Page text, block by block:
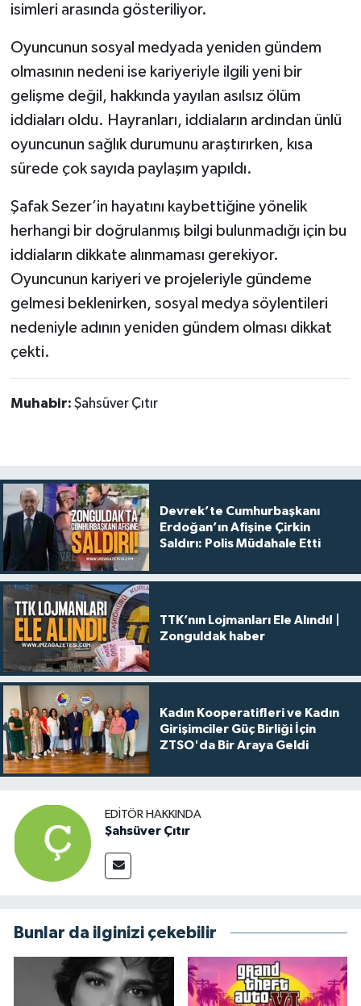
isimleri arasında gösteriliyor.
Oyuncunun sosyal medyada yeniden gündem
olmasının nedeni ise kariyeriyle ilgili yeni bir
gelişme değil, hakkında yayılan asılsız ölüm
iddiaları oldu. Hayranları, iddiaların ardından ünlü
oyuncunun sağlık durumunu araştırırken, kısa
sürede çok sayıda paylaşım yapıldı.
Şafak Sezer’in hayatını kaybettiğine yönelik
herhangi bir doğrulanmış bilgi bulunmadığı için bu
iddiaların dikkate alınmaması gerekiyor.
Oyuncunun kariyeri ve projeleriyle gündeme
gelmesi beklenirken, sosyal medya söylentileri
nedeniyle adının yeniden gündem olması dikkat
çekti.
Muhabir: Şahsüver Çıtır
Devrek’te Cumhurbaşkanı
Erdoğan’ın Afişine Çirkin
Saldırı: Polis Müdahale Etti
TTK’nın Lojmanları Ele Alındı! |
Zonguldak haber
Kadın Kooperatifleri ve Kadın
Girişimciler Güç Birliği İçin
ZTSO'da Bir Araya Geldi
EDITÖR HAKKINDA
Şahsüver Çıtır
Bunlar da ilginizi çekebilir